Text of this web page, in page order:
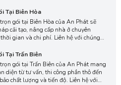
thi công phù hợp cho ngôi nhà của
Tại Biên Hòa
gói tại Biên Hòa của An Phát sẽ
cải tạo, nâng cấp nhà ở chuyên
gian và chi phí. Liên hệ với chúng
nhà của bạn thành không gian tiện
đẹp.
Tại Trấn Biên
gói tại Trấn Biên của An Phát mang
diện từ tư vấn, thi công phần thô đến
chất lượng và tiến độ. Liên hệ với